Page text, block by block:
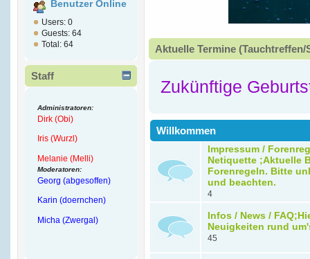
Benutzer Online
Users: 0
Guests: 64
Total: 64
Staff
Administratoren:
Dirk (Obi)
Iris (Wurzl)
Melanie (Melli)
Moderatoren:
Georg (abgesoffen)
Karin (doernchen)
Micha (Zwergal)
Aktuelle Termine
Zukünftige
Willkommen
Impressum /
Netiquette ;Aktuelle
Forenregeln. Bitte
und beachten.
4
Infos / News /
Neuigkeiten rund
45